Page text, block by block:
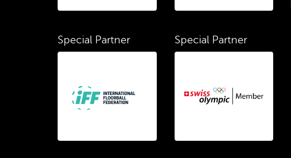
Special Partner Special Partner